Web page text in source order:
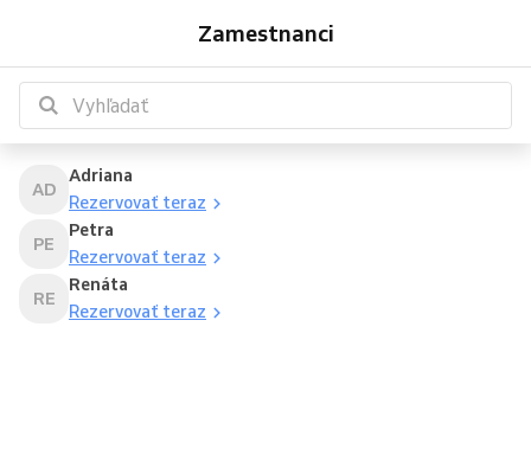
Zamestnanci
AD
Adriana
Rezervovať teraz
PE
Petra
Rezervovať teraz
RE
Renáta
Rezervovať teraz